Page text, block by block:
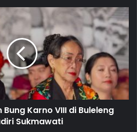
Karno VIII di Buleleng
Sukmawati